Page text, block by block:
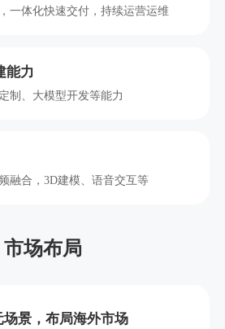
一体化快速交付，持续运营运维
能力
制、大模型开发等能力
融合，3D建模、语音交互等
市场布局
场景，布局海外市场